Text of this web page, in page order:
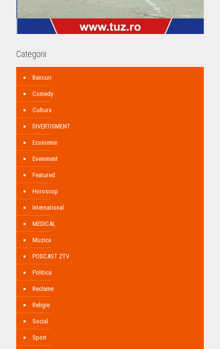
Categorii
Bancuri
Comedy
Cultura
DIVERTISMENT
Economie
Eveniment
Featured
Horoscop
International
MEDICAL
Muzica
PODCAST ZTV
Politica
Reclame
Religie
Social
Sport